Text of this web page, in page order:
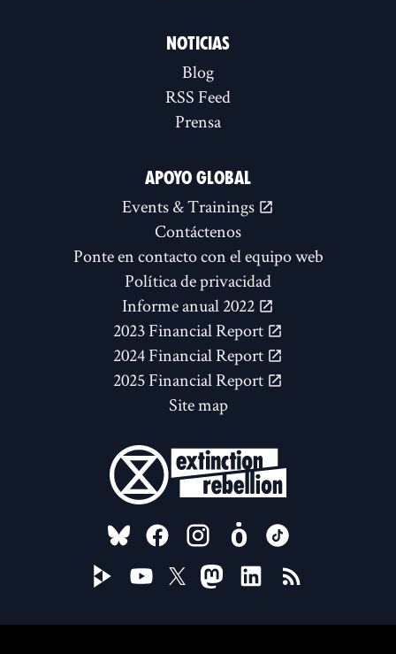
NOTICIAS
Blog
RSS Feed
Prensa
APOYO GLOBAL
Events & Trainings
Contáctenos
Ponte en contacto con el equipo web
Política de privacidad
Informe anual 2022
2023 Financial Report
2024 Financial Report
2025 Financial Report
Site map
FOLLOW US ON